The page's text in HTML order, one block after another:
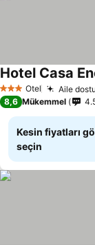
3 YıldızOtel Aile
Hotel Casa
8,6 Mükemmel
Kesin fiyatları
seçin